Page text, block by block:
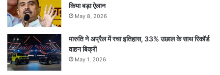
किया बड़ा ऐलान
May 8, 2026
मारुति ने अप्रैल में रचा इतिहास, 33% उछाल के साथ रिकॉर्ड
वाहन बिक्री
May 1, 2026